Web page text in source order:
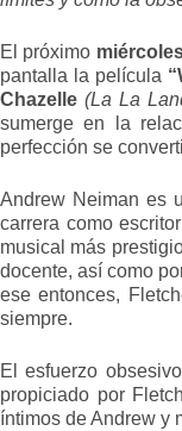
El próximo
pantalla la película
Chazelle (La La
sumerge en la
perfección se
Andrew Neiman es
carrera como
musical más
docente, así como
ese entonces,
siempre.
El esfuerzo
propiciado por
íntimos de Andrew y